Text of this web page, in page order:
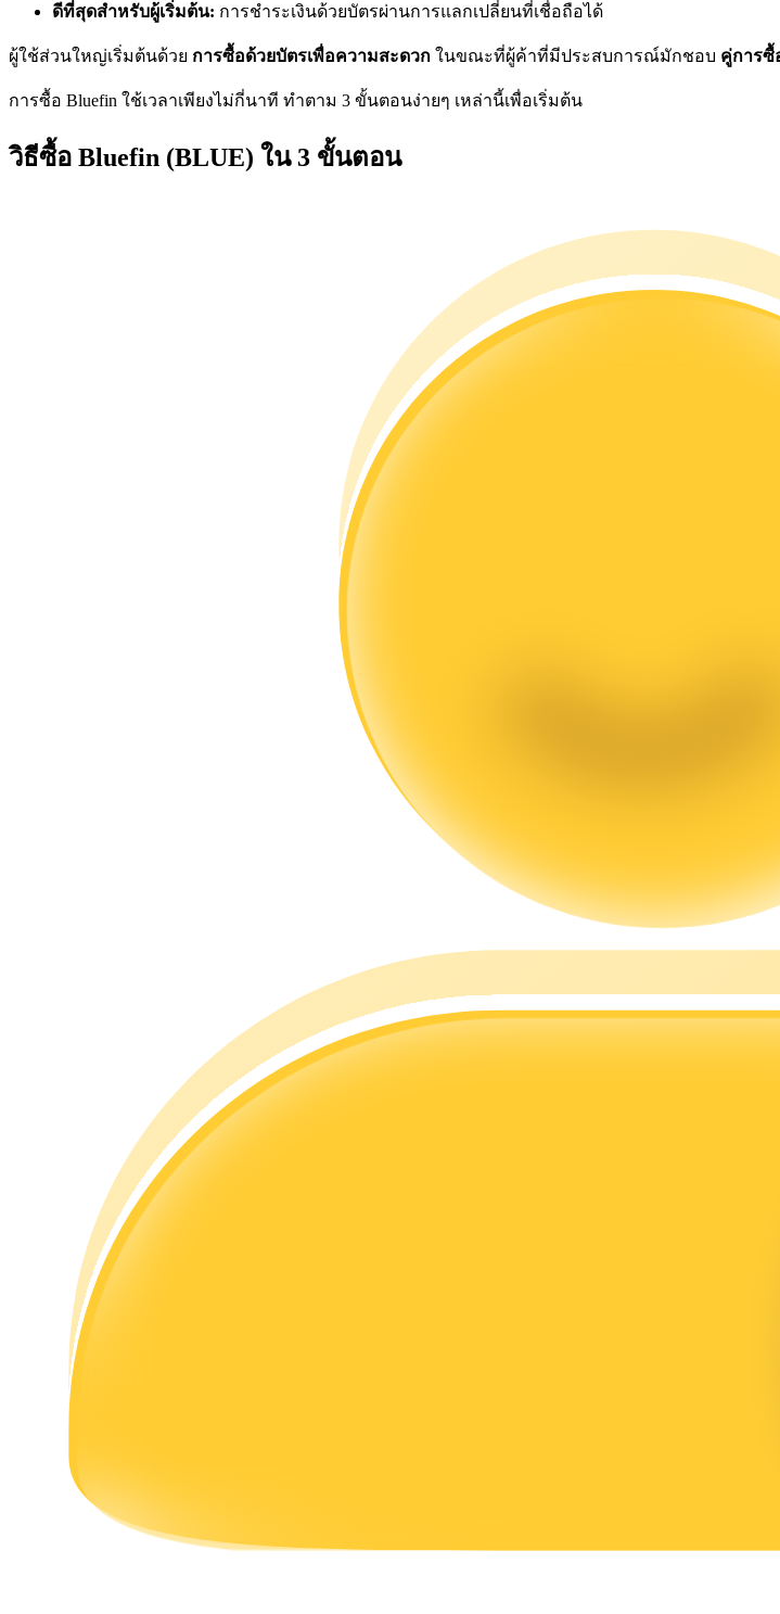
เป็นเทรดเดอร์คัดลอก
การวิเคราะห์ข้อมูลขนาดใหญ่ รวมถึงข้อมูลการค้า ฯลฯ
พาวเวอร์พิกกี้
รับรางวัลการแข่งขันทุกวัน
ดีที่สุดสำหรับผู้เริ่มต้น: การชำระเงินด้วยบัตรผ่านการแลกเปลี่ยนที่เชื่อถือได้
ผู้ใช้ส่วนใหญ่เริ่มต้นด้วย การซื้อด้วยบัตรเพื่อความสะดวก ในขณะที่ผู้ค้าที่มีประสบการณ์มักชอบ คู่การซื้
การซื้อ Bluefin ใช้เวลาเพียงไม่กี่นาที ทำตาม 3 ขั้นตอนง่ายๆ เหล่านี้เพื่อเริ่มต้น
วิธีซื้อ Bluefin (BLUE) ใน 3 ขั้นตอน